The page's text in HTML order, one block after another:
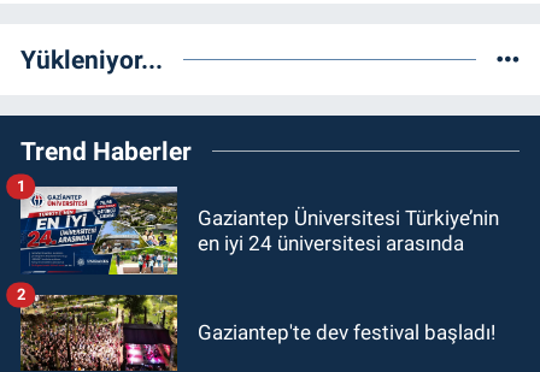
Yükleniyor...
Trend Haberler
Gaziantep Üniversitesi Türkiye’nin
en iyi 24 üniversitesi arasında
1
Gaziantep'te dev festival başladı!
2